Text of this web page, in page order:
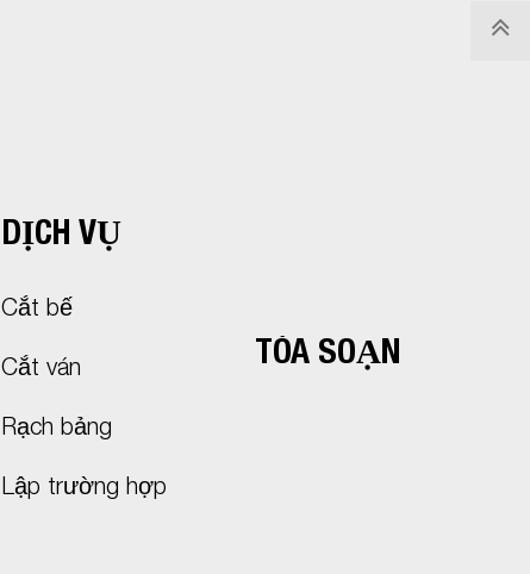
DỊCH VỤ
Cắt bế
Cắt ván
Rạch bảng
Lập trường hợp
TÒA SOẠN